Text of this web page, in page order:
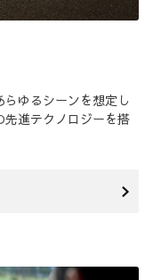
ゆるシーンを想定し
進テクノロジーを搭